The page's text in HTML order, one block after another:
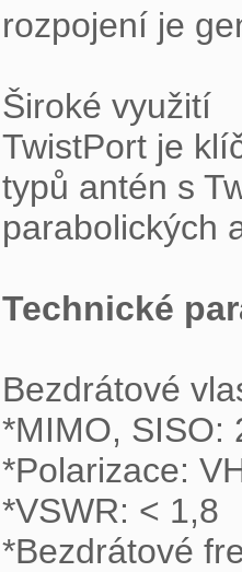
rozpojení je
Široké využití
TwistPort je
typů antén s
parabolických
Technické
Bezdrátové
*MIMO, SISO:
*Polarizace:
*VSWR: < 1,8
*Bezdrátové